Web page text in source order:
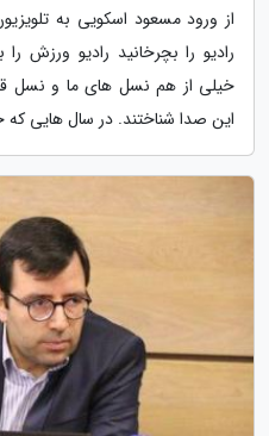
از ورود مسعود اسکویی به
رادیو را بچرخانید رادیو ورزش
خیلی از هم نسل های ما و نسل
این صدا شناختند. در سال هایی که